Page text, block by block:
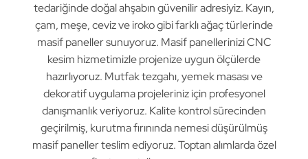
tedariğinde doğal ahşabın güvenilir adresiyiz. Kayın,
çam, meşe, ceviz ve iroko gibi farklı ağaç türlerinde
masif paneller sunuyoruz. Masif panellerinizi CNC
kesim hizmetimizle projenize uygun ölçülerde
hazırlıyoruz. Mutfak tezgahı, yemek masası ve
dekoratif uygulama projeleriniz için profesyonel
danışmanlık veriyoruz. Kalite kontrol sürecinden
geçirilmiş, kurutma fırınında nemesi düşürülmüş
masif paneller teslim ediyoruz. Toptan alımlarda özel